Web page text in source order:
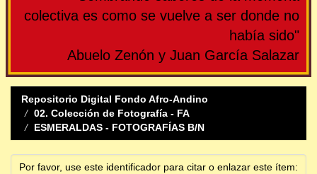
colectiva es como se vuelve a ser donde no
había sido"
Abuelo Zenón y Juan García Salazar
Repositorio Digital Fondo Afro-Andino
02. Colección de Fotografía - FA
ESMERALDAS - FOTOGRAFÍAS B/N
Por favor, use este identificador para citar o enlazar este ítem: